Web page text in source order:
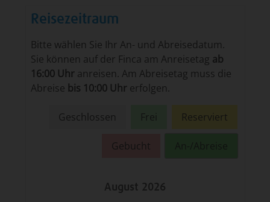
Reisezeitraum
Bitte wählen Sie Ihr An- und Abreisedatum.
Sie können auf der Finca am Anreisetag ab
16:00 Uhranreisen. Am Abreisetag muss die
Abreise bis 10:00 Uhrerfolgen.
Geschlossen Frei Reserviert
Gebucht An-/Abreise
August 2026